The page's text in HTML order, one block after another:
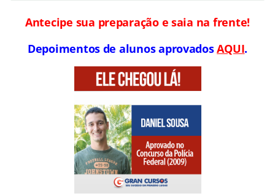
Antecipe sua preparação e saia na frente!
Depoimentos de alunos aprovadosAQUI.